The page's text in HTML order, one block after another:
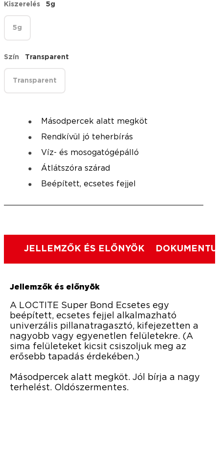
Kiszerelés 5g
5g
Szín Transparent
Transparent
Másodpercek alatt megköt
Rendkívül jó teherbírás
Víz- és mosogatógépálló
Átlátszóra szárad
Beépített, ecsetes fejjel
JELLEMZŐK ÉS ELŐNYÖK
Jellemzők és előnyök
A LOCTITE Super Bond Ecsetes egy
beépített, ecsetes fejjel alkalmazható
univerzális pillanatragasztó, kifejezetten a
nagyobb vagy egyenetlen felületekre. (A
sima felületeket kicsit csiszoljuk meg az
erősebb tapadás érdekében.)
Másodpercek alatt megköt. Jól bírja a nagy
terhelést. Oldószermentes.